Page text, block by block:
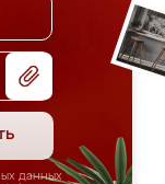
данных